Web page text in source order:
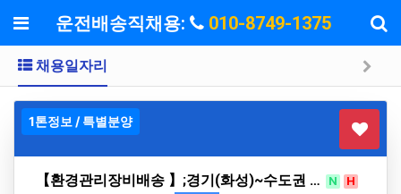
메뉴운전배송직채용: 010-8749-1375
채용일자리
1톤정보 / 특별분양
【환경관리장비배송 】;경기(화성)~수도권 … N H